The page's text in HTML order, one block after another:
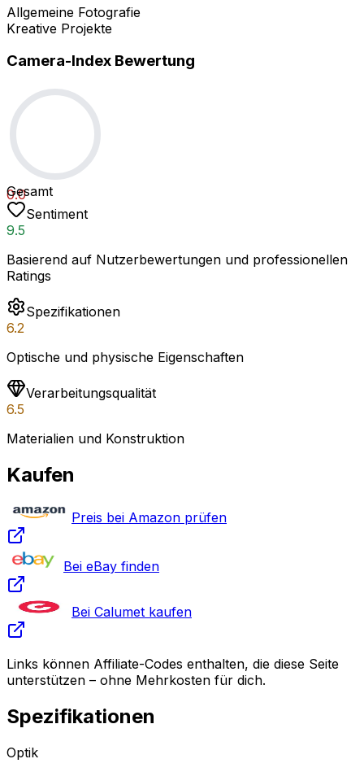
Allgemeine Fotografie
Kreative Projekte
Camera-Index Bewertung
0.0
Gesamt
Sentiment
9.5
Basierend auf Nutzerbewertungen und professionellen
Ratings
Spezifikationen
6.2
Optische und physische Eigenschaften
Verarbeitungsqualität
6.5
Materialien und Konstruktion
Kaufen
Preis bei Amazon prüfen
Bei eBay finden
Bei Calumet kaufen
Links können Affiliate-Codes enthalten, die diese Seite
unterstützen – ohne Mehrkosten für dich.
Spezifikationen
Optik